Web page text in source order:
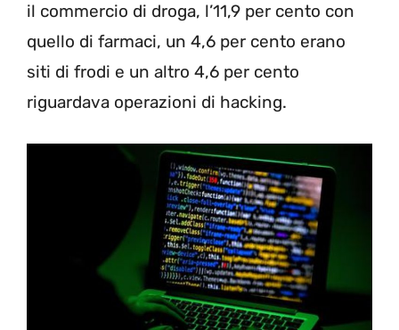
il commercio di droga, l’11,9 per cento con
quello di farmaci, un 4,6 per cento erano
siti di frodi e un altro 4,6 per cento
riguardava operazioni di hacking.